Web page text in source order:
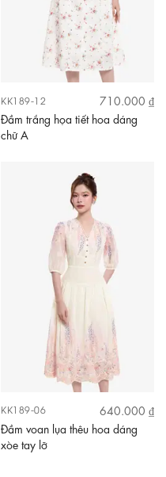
KK189-12
710.000 ₫
Đầm trắng họa tiết hoa dáng
chữ A
KK189-06
640.000 ₫
Đầm voan lụa thêu hoa dáng
xòe tay lỡ